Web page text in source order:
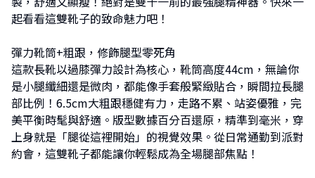
起看看這雙靴子的致命魅力吧！
彈力靴筒+粗跟，修飾腿型零死角
這款長靴以過膝彈力設計為核心，靴筒高度44cm，無論你
是小腿纖細還是微肉，都能像手套般緊緻貼合，瞬間拉長腿
部比例！6.5cm大粗跟穩健有力，走路不累、站姿優雅，完
美平衡時髦與舒適。版型數據百分百還原，精準到毫米，穿
上身就是「腿從這裡開始」的視覺效果。從日常通勤到派對
約會，這雙靴子都能讓你輕鬆成為全場腿部焦點！